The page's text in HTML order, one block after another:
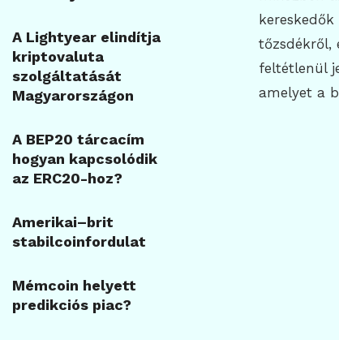
tőzsdékről,
feltétlenül
amelyet a
A Lightyear elindítja
kriptovaluta
szolgáltatását
Magyarországon
A BEP20 tárcacím
hogyan kapcsolódik
az ERC20-hoz?
Amerikai–brit
stabilcoinfordulat
Mémcoin helyett
predikciós piac?